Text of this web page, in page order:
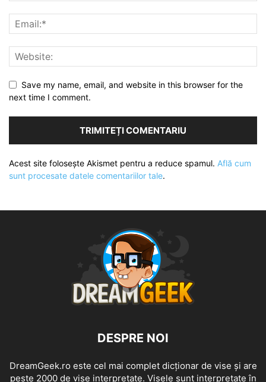
Save my name, email, and website in this browser for the
next time I comment.
Acest site folosește Akismet pentru a reduce spamul. Află cum
sunt procesate datele comentariilor tale.
DESPRE NOI
DreamGeek.ro este cel mai complet dicționar de vise și are
peste 2000 de vise interpretate. Visele sunt interpretate în